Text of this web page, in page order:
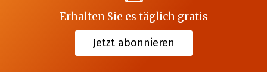
Erhalten Sie es täglich gratis
Jetzt abonnieren